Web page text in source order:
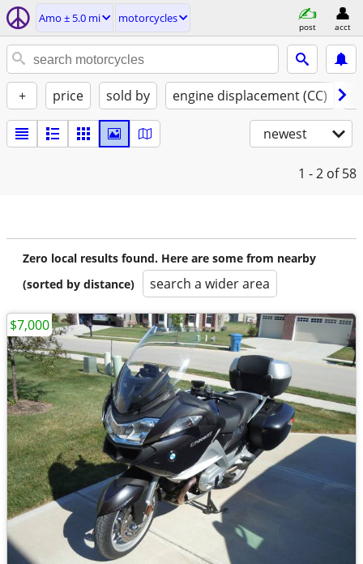
Amo ± 5.0 mi motorcycles
post acct
+ price sold by engine displacement (CC)
newest
1 - 2 of 58
Zero local results found. Here are some from nearby
(sorted by distance)
search a wider area
$7,000